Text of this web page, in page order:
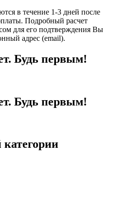
в течение 1-3 дней после
Подробный расчет
для его подтверждения Вы
адрес (email).
Будь первым!
Будь первым!